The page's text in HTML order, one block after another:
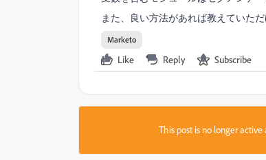
また、良い方法があれば教えていただ
Marketo
Like Reply Subscribe
This post is no longer